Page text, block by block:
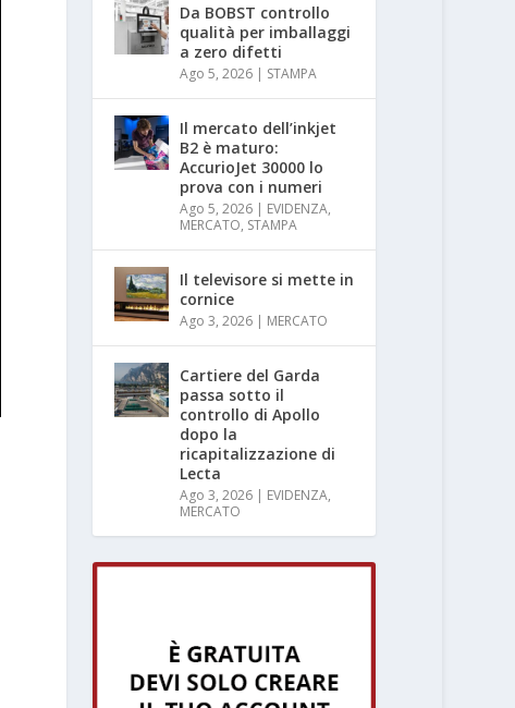
Da BOBST controllo
qualità per imballaggi
a zero difetti
Ago 5, 2026 | STAMPA
Il mercato dell’inkjet
B2 è maturo:
AccurioJet 30000 lo
prova con i numeri
Ago 5, 2026 | EVIDENZA,
MERCATO, STAMPA
Il televisore si mette in
cornice
Ago 3, 2026 | MERCATO
Cartiere del Garda
passa sotto il
controllo di Apollo
dopo la
ricapitalizzazione di
Lecta
Ago 3, 2026 | EVIDENZA,
MERCATO